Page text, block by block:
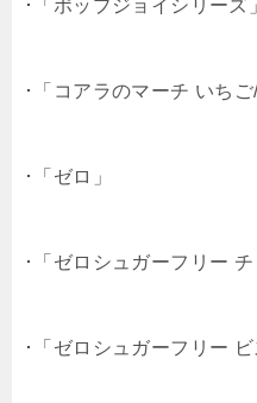
･「ポップジョイシリーズ」
･「コアラのマーチ いちご
･「ゼロ」
･「ゼロシュガーフリー
･「ゼロシュガーフリー ビ